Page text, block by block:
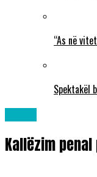
“As në
Spektakël
Kallëzim